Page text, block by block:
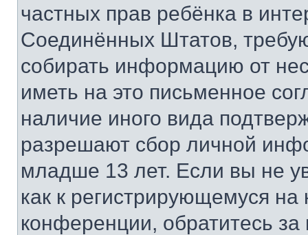
частных прав ребёнка в
Соединённых Штатов,
собирать информацию от
иметь на это письменное
наличие иного вида
разрешают сбор личной
младше 13 лет. Если вы не
как к регистрирующемуся
конференции, обратитесь